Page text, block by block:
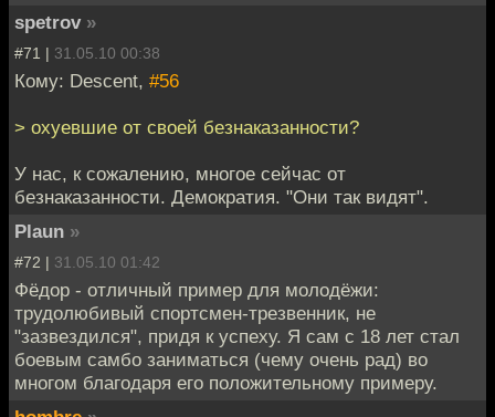
spetrov »
#71 | 31.05.10 00:38
Кому: Descent, #56
> охуевшие от своей безнаказанности?
У нас, к сожалению, многое сейчас от
безнаказанности. Демократия. "Они так видят".
Plaun »
#72 | 31.05.10 01:42
Фёдор - отличный пример для молодёжи:
трудолюбивый спортсмен-трезвенник, не
"зазвездился", придя к успеху. Я сам с 18 лет стал
боевым самбо заниматься (чему очень рад) во
многом благодаря его положительному примеру.